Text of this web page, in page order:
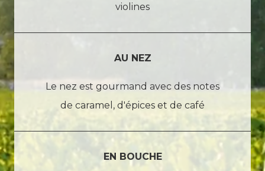
violines
AU NEZ
Le nez est gourmand avec des notes
de caramel, d'épices et de café
EN BOUCHE